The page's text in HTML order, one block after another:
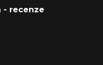
- recenze